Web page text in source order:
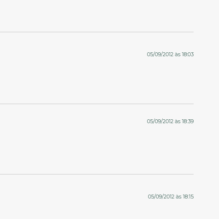
05/09/2012 às 18:03
05/09/2012 às 18:39
05/09/2012 às 18:15